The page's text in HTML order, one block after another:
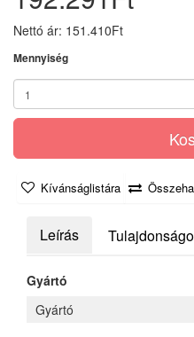
Nettó ár: 151.410Ft
Mennyiség
Kívánságlistára
Leírás
Gyártó
Gyártó